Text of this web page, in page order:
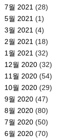
7월 2021 (28)
5월 2021 (1)
3월 2021 (4)
2월 2021 (18)
1월 2021 (32)
12월 2020(32)
11월 2020(54)
10월 2020(29)
9월 2020(47)
8월 2020(80)
7월 2020(50)
6월 2020(70)